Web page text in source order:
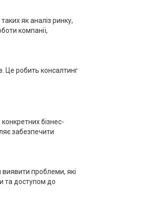
як аналіз ринку,
компанії,
Це робить консалтинг
бізнес-
забезпечити
проблеми, які
та доступом до